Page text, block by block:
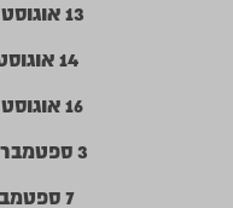
13 אוגוסט
14 אוגוסט
16 אוגוסט
3 ספטמבר
7 ספטמבר